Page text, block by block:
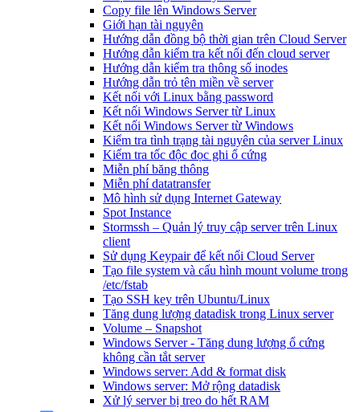
Copy file lên Windows Server
Giới hạn tài nguyên
Hướng dẫn đồng bộ thời gian trên Cloud Server
Hướng dẫn kiểm tra kết nối đến cloud server
Hướng dẫn kiểm tra thông số inodes
Hướng dẫn trỏ tên miền về server
Kết nối với Linux bằng password
Kết nối Windows Server từ Linux
Kết nối Windows Server từ Windows
Kiểm tra tình trạng tài nguyên của server Linux
Kiểm tra tốc độc đọc ghi ổ cứng
Miễn phí băng thông
Miễn phí datatransfer
Mô hình sử dụng Internet Gateway
Spot Instance
Stormssh – Quản lý truy cập server trên Linux
client
Sử dụng Keypair để kết nối Cloud Server
Tạo file system và cấu hình mount volume trong
/etc/fstab
Tạo SSH key trên Ubuntu/Linux
Tăng dung lượng datadisk trong Linux server
Volume – Snapshot
Windows Server - Tăng dung lượng ổ cứng
không cần tắt server
Windows server: Add & format disk
Windows server: Mở rộng datadisk
Xử lý server bị treo do hết RAM